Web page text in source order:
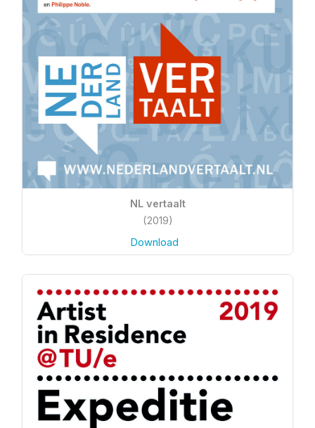
NL vertaalt
(2019)
Download